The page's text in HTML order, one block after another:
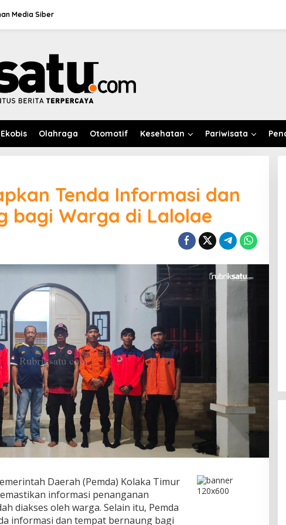
Media Siber
Ekobis Olahraga Otomotif Kesehatan Pariwisata
Tenda Informasi dan
bagi Warga di Lalolae
Daerah (Pemda) Kolaka Timur
informasi penanganan
diakses oleh warga. Selain itu, Pemda
informasi dan tempat bernaung bagi
DPRD Konawe Soroti Anggaran
TP-PKK Rp1,9 Miliar, Jangan APBD
Habis untuk Perjalanan Dinas
Di Daerah, Ekobis, Headline, Metro,
Politik
| 07/08/2026